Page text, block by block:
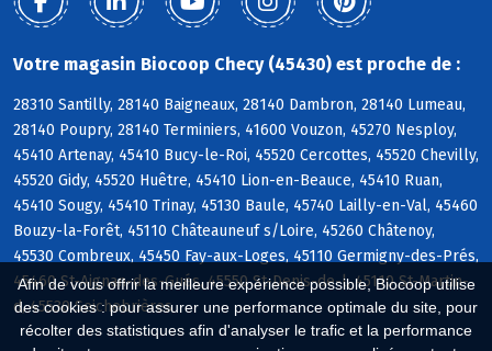
Afin de vous offrir la meilleure expérience possible, Biocoop utilise
des cookies : pour assurer une performance optimale du site, pour
récolter des statistiques afin d'analyser le trafic et la performance
Votre magasin Biocoop Checy (45430) est proche de :
28310 Santilly, 28140 Baigneaux, 28140 Dambron, 28140 Lumeau,
28140 Poupry, 28140 Terminiers, 41600 Vouzon, 45270 Nesploy,
45410 Artenay, 45410 Bucy-le-Roi, 45520 Cercottes, 45520 Chevilly,
45520 Gidy, 45520 Huêtre, 45410 Lion-en-Beauce, 45410 Ruan,
45410 Sougy, 45410 Trinay, 45130 Baule, 45740 Lailly-en-Val, 45460
Bouzy-la-Forêt, 45110 Châteauneuf s/Loire, 45260 Châtenoy,
45530 Combreux, 45450 Fay-aux-Loges, 45110 Germigny-des-Prés,
45460 St-Aignan-des-Gués, 45550 St-Denis-de-l, 45110 St-Martin-
d, 45530 Seichebrières